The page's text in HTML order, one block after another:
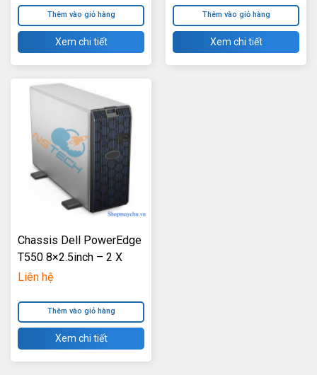
Thêm vào giỏ hàng
Xem chi tiết
Thêm vào giỏ hàng
Xem chi tiết
Chassis Dell PowerEdge
T550 8×2.5inch – 2 X
1100W Power Supply
Liên hệ
Thêm vào giỏ hàng
Xem chi tiết